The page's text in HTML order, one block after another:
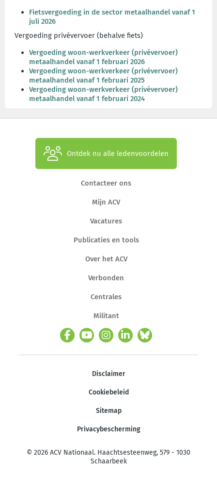
Fietsvergoeding in de sector metaalhandel vanaf 1
juli 2026
Vergoeding privévervoer (behalve fiets)
Vergoeding woon-werkverkeer (privévervoer)
metaalhandel vanaf 1 februari 2026
Vergoeding woon-werkverkeer (privévervoer)
metaalhandel vanaf 1 februari 2025
Vergoeding woon-werkverkeer (privévervoer)
metaalhandel vanaf 1 februari 2024
Ontdek nu alle ledenvoordelen
Contacteer ons
Mijn ACV
Vacatures
Publicaties en tools
Over het ACV
Verbonden
Centrales
Militant
Disclaimer
Cookiebeleid
Sitemap
Privacybescherming
© 2026 ACV Nationaal. Haachtsesteenweg, 579 - 1030
Schaarbeek